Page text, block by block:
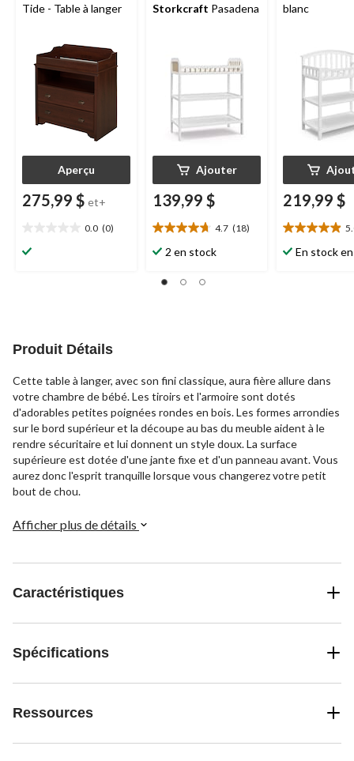
Tide - Table à langer
Aperçu
275,99 $ et+
0.0 (0)
étoile(s)
Storkcraft Pasadena
Ajouter
139,99 $
4.7 (18)
4.7
étoile(s)
5.
2 en stock
blanc
219,99 $
5.0
étoile(s)
En stock
Produit Détails
Cette table à langer, avec son fini classique, aura fière allure dans
votre chambre de bébé. Les tiroirs et l'armoire sont dotés
d'adorables petites poignées rondes en bois. Les formes arrondies
sur le bord supérieur et la découpe au bas du meuble aident à le
rendre sécuritaire et lui donnent un style doux. La surface
supérieure est dotée d'une jante fixe et d'un panneau avant. Vous
aurez donc l'esprit tranquille lorsque vous changerez votre petit
bout de chou.
Afficher plus de détails
Caractéristiques
Spécifications
Ressources